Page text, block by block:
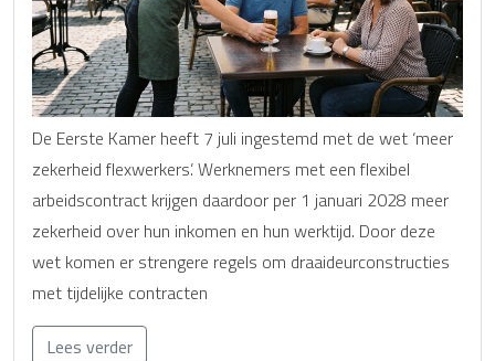
De Eerste Kamer heeft 7 juli ingestemd met de wet ‘meer
zekerheid flexwerkers’. Werknemers met een flexibel
arbeidscontract krijgen daardoor per 1 januari 2028 meer
zekerheid over hun inkomen en hun werktijd. Door deze
wet komen er strengere regels om draaideurconstructies
met tijdelijke contracten
Lees verder